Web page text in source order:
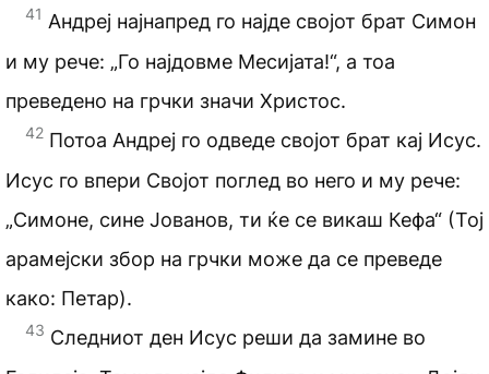
41 Андреј најнапред го најде својот брат Симон
и му рече: „Го најдовме Месијата!“, а тоа
преведено на грчки значи Христос.
42 Потоа Андреј го одведе својот брат кај Исус.
Исус го впери Својот поглед во него и му рече:
„Симоне, сине Јованов, ти ќе се викаш Кефа“ (Тој
арамејски збор на грчки може да се преведе
како: Петар).
43 Следниот ден Исус реши да замине во